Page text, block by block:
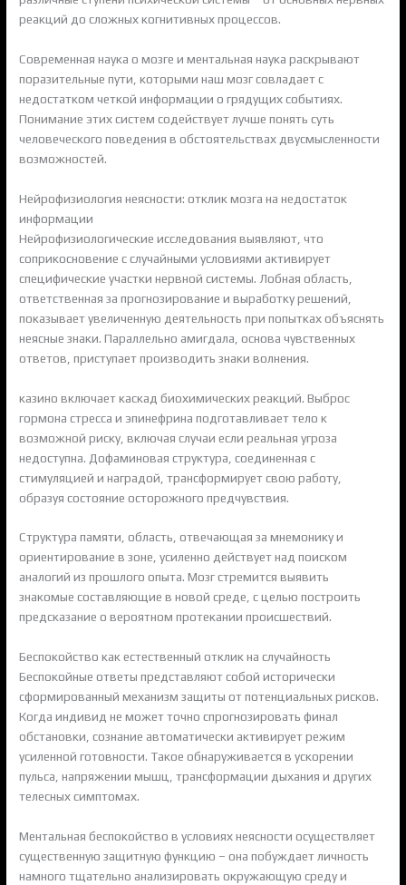
реакций до сложных когнитивных процессов.
Современная наука о мозге и ментальная наука раскрывают
поразительные пути, которыми наш мозг совладает с
недостатком четкой информации о грядущих событиях.
Понимание этих систем содействует лучше понять суть
человеческого поведения в обстоятельствах двусмысленности
возможностей.
Нейрофизиология неясности: отклик мозга на недостаток
информации
Нейрофизиологические исследования выявляют, что
соприкосновение с случайными условиями активирует
специфические участки нервной системы. Лобная область,
ответственная за прогнозирование и выработку решений,
показывает увеличенную деятельность при попытках объяснять
неясные знаки. Параллельно амигдала, основа чувственных
ответов, приступает производить знаки волнения.
казино включает каскад биохимических реакций. Выброс
гормона стресса и эпинефрина подготавливает тело к
возможной риску, включая случаи если реальная угроза
недоступна. Дофаминовая структура, соединенная с
стимуляцией и наградой, трансформирует свою работу,
образуя состояние осторожного предчувствия.
Структура памяти, область, отвечающая за мнемонику и
ориентирование в зоне, усиленно действует над поиском
аналогий из прошлого опыта. Мозг стремится выявить
знакомые составляющие в новой среде, с целью построить
предсказание о вероятном протекании происшествий.
Беспокойство как естественный отклик на случайность
Беспокойные ответы представляют собой исторически
сформированный механизм защиты от потенциальных рисков.
Когда индивид не может точно спрогнозировать финал
обстановки, сознание автоматически активирует режим
усиленной готовности. Такое обнаруживается в ускорении
пульса, напряжении мышц, трансформации дыхания и других
телесных симптомах.
Ментальная беспокойство в условиях неясности осуществляет
существенную защитную функцию – она побуждает личность
намного тщательно анализировать окружающую среду и